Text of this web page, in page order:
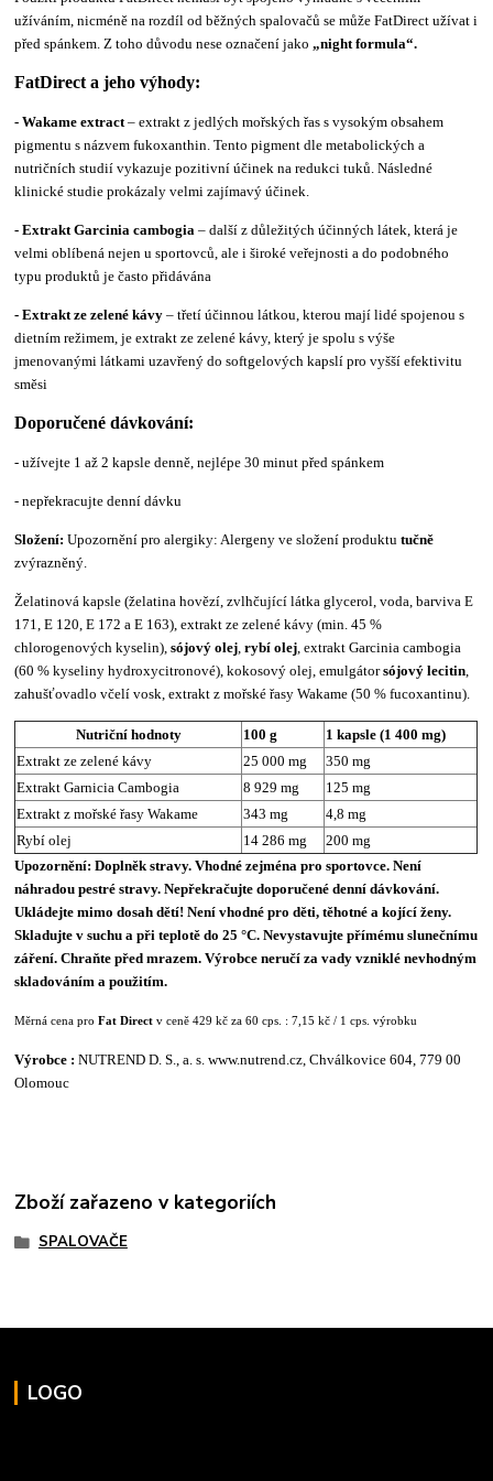
užíváním, nicméně na rozdíl od běžných spalovačů se může FatDirect užívat i
před spánkem. Z toho důvodu nese označení jako„night formula“.
FatDirect a jeho výhody:
- Wakame extract – extrakt z jedlých mořských řas s vysokým obsahem
pigmentu s názvem fukoxanthin. Tento pigment dle metabolických a
nutričních studií vykazuje pozitivní účinek na redukci tuků. Následné
klinické studie prokázaly velmi zajímavý účinek.
- Extrakt Garcinia cambogia – další z důležitých účinných látek, která je
velmi oblíbená nejen u sportovců, ale i široké veřejnosti a do podobného
typu produktů je často přidávána
- Extrakt ze zelené kávy – třetí účinnou látkou, kterou mají lidé spojenou s
dietním režimem, je extrakt ze zelené kávy, který je spolu s výše
jmenovanými látkami uzavřený do softgelových kapslí pro vyšší efektivitu
směsi
Doporučené dávkování:
- užívejte 1 až 2 kapsle denně, nejlépe 30 minut před spánkem
- nepřekracujte denní dávku
Složení:Upozornění pro alergiky: Alergeny ve složení produktutučně
zvýrazněný.
Želatinová kapsle (želatina hovězí, zvlhčující látka glycerol, voda, barviva E
171, E 120, E 172 a E 163), extrakt ze zelené kávy (min. 45 %
chlorogenových kyselin),sójový olej ,rybí olej , extrakt Garcinia cambogia
(60 % kyseliny hydroxycitronové), kokosový olej, emulgátorsójový lecitin
zahušťovadlo včelí vosk, extrakt z mořské řasy Wakame (50 % fucoxantinu).
Nutriční hodnoty 100 g
1 kapsle (1 400 mg)
Extrakt ze zelené kávy
25 000 mg
350 mg
Extrakt Garnicia Cambogia
8 929 mg
125 mg
Extrakt z mořské řasy Wakame
343 mg
4,8 mg
Rybí olej
14 286 mg
200 mg
Upozornění: Doplněk stravy. Vhodné zejména pro sportovce. Není
náhradou pestré stravy. Nepřekračujte doporučené denní dávkování.
Ukládejte mimo dosah dětí! Není vhodné pro děti, těhotné a kojící ženy.
Skladujte v suchu a při teplotě do 25 °C. Nevystavujte přímému slunečnímu
záření. Chraňte před mrazem. Výrobce neručí za vady vzniklé nevhodným
skladováním a použitím.
Měrná cena proFat Direct v ceně 429 kč za 60 cps. : 7,15 kč / 1 cps. výrobku
Výrobce :NUTREND D. S., a. s. www.nutrend.cz, Chválkovice 604, 779 00
Olomouc
Zboží zařazeno v kategoriích
SPALOVAČE
LOGO